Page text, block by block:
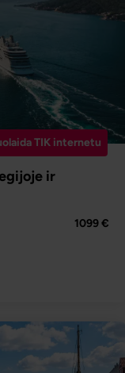
TIK internetu
ir
1099 €